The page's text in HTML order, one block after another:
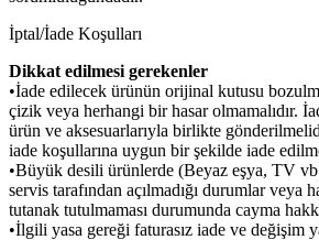
İptal/İade Koşulları
Dikkat edilmesi gerekenler
•İade edilecek ürünün orijinal kutusu
çizik veya herhangi bir hasar olmamalıdır.
ürün ve aksesuarlarıyla birlikte
iade koşullarına uygun bir şekilde iade
•Büyük desili ürünlerde (Beyaz eşya, TV
servis tarafından açılmadığı durumlar veya
tutanak tutulmaması durumunda cayma
•İlgili yasa gereği faturasız iade ve değişim